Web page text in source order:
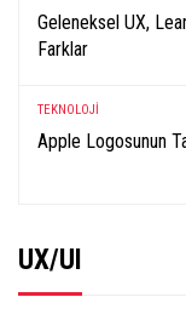
Geleneksel UX,
Farklar
TEKNOLOJİ
Apple Logosunun
UX/UI